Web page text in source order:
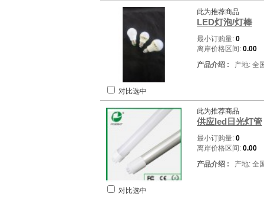
此为推荐商品
LED灯泡/灯棒
最小订购量: 0
离岸价格区间: 0.00
产品介绍 : 产地: 全
对比选中
此为推荐商品
供应led日光灯管
最小订购量: 0
离岸价格区间: 0.00
产品介绍 : 产地: 全
对比选中